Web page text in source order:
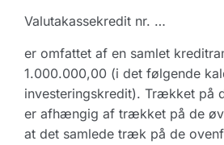
Valutakassekredit nr. …
er omfattet af en samlet
1.000.000,00 (i det følgende
investeringskredit). Trækket på
er afhængig af trækket på de
at det samlede træk på de